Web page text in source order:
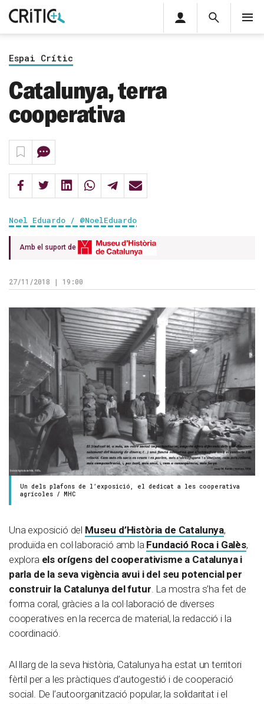
Cerca
privada
Inicia sessió
Espai Crític
Catalunya, terra
cooperativa
Noel Eduardo / @NoelEduardo
Amb el suport de
27/11/2018 | 19:00
Un dels plafons de l’exposició, el dedicat a les cooperativa
agrícoles / MHC
Una exposició del Museu d’Història de Catalunya,
produïda en col·laboració amb la Fundació Roca i Galès,
explora els orígens del cooperativisme a Catalunya i
parla de la seva vigència avui i del seu potencial per
construir la Catalunya del futur. La mostra s’ha fet de
forma coral, gràcies a la col·laboració de diverses
cooperatives en la recerca de material, la redacció i la
coordinació.
Al llarg de la seva història, Catalunya ha estat un territori
fèrtil per a les pràctiques d’autogestió i de cooperació
social. De l’autoorganització popular, la solidaritat i el